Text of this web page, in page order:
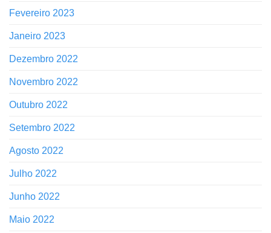
Fevereiro 2023
Janeiro 2023
Dezembro 2022
Novembro 2022
Outubro 2022
Setembro 2022
Agosto 2022
Julho 2022
Junho 2022
Maio 2022